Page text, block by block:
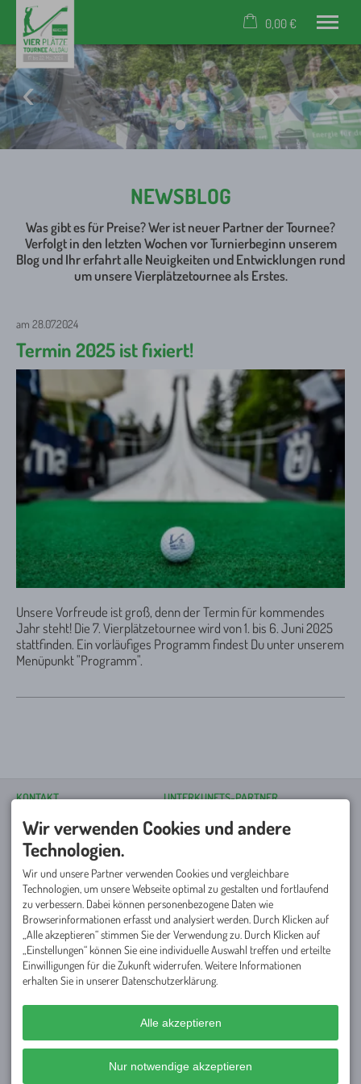
Event
News
Turnierplätze
Partner
Tel.: +49 (0) 83 22 / 300 40 59
0,00 €
×
Warenkorb ist leer
NEWSBLOG
Was gibt es für Preise? Wer ist neuer Partner der Tournee?
Verfolgt in den letzten Wochen vor Turnierbeginn unserem
Blog und Ihr erfahrt alle Neuigkeiten und Entwicklungen rund
um unsere Vierplätzetournee als Erstes.
am 28.07.2024
Termin 2025 ist fixiert!
Unsere Vorfreude ist groß, denn der Termin für kommendes
Jahr steht! Die 7. Vierplätzetournee wird von 1. bis 6. Juni 2025
stattfinden. Ein vorläufiges Programm findest Du unter unserem
Menüpunkt "Programm".
KONTAKT
Poststraße 15
87561 Oberstdorf
DEUTSCHLAND
Tel.+49 8322 300 40 59
info@vierplaetzetournee.de
UNTERKUNFTS-PARTNER
Du suchst für dein Team eine
passende Unterkunft für die
Tourneewoche? Unsere
Partnerhotelsfreuen sich auf
Euren Besuch und haben tolle
Angebote geschnürt!
SERVICE
Häufig gestellte Fragen
Ansprechpartner
Presse
NETZWERK
Golfregion Allgäu
Wir verwenden Cookies und andere
Technologien.
Wir und unsere Partner verwenden Cookies und vergleichbare
Technologien, um unsere Webseite optimal zu gestalten und fortlaufend
zu verbessern. Dabei können personenbezogene Daten wie
Browserinformationen erfasst und analysiert werden. Durch Klicken auf
„Alle akzeptieren“ stimmen Sie der Verwendung zu. Durch Klicken auf
„Einstellungen“ können Sie eine individuelle Auswahl treffen und erteilte
Einwilligungen für die Zukunft widerrufen. Weitere Informationen
erhalten Sie in unserer Datenschutzerklärung.
Alle akzeptieren
Nur notwendige akzeptieren